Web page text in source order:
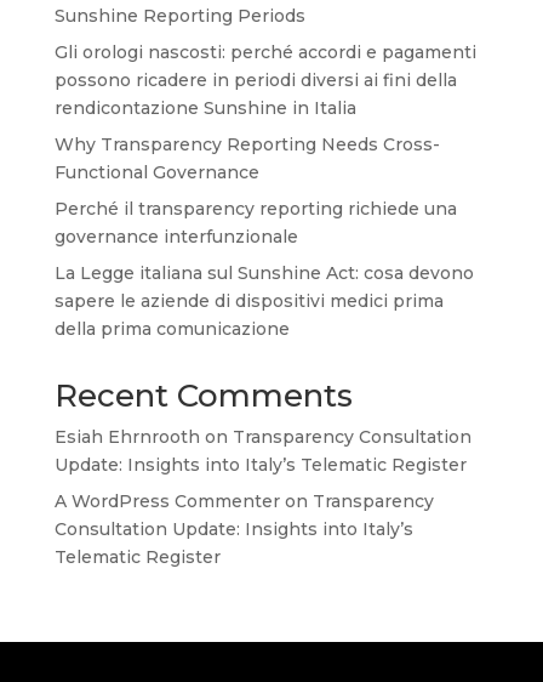
Sunshine Reporting Periods
Gli orologi nascosti: perché accordi e pagamenti
possono ricadere in periodi diversi ai fini della
rendicontazione Sunshine in Italia
Why Transparency Reporting Needs Cross-
Functional Governance
Perché il transparency reporting richiede una
governance interfunzionale
La Legge italiana sul Sunshine Act: cosa devono
sapere le aziende di dispositivi medici prima
della prima comunicazione
Recent Comments
Esiah Ehrnrooth on Transparency Consultation
Update: Insights into Italy’s Telematic Register
A WordPress Commenteron Transparency
Consultation Update: Insights into Italy’s
Telematic Register